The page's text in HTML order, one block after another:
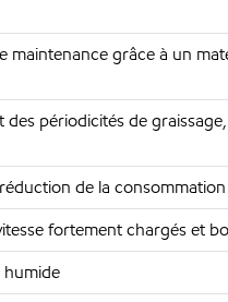
maintenance grâce à un
périodicités de
de la
fortement chargés et
humide